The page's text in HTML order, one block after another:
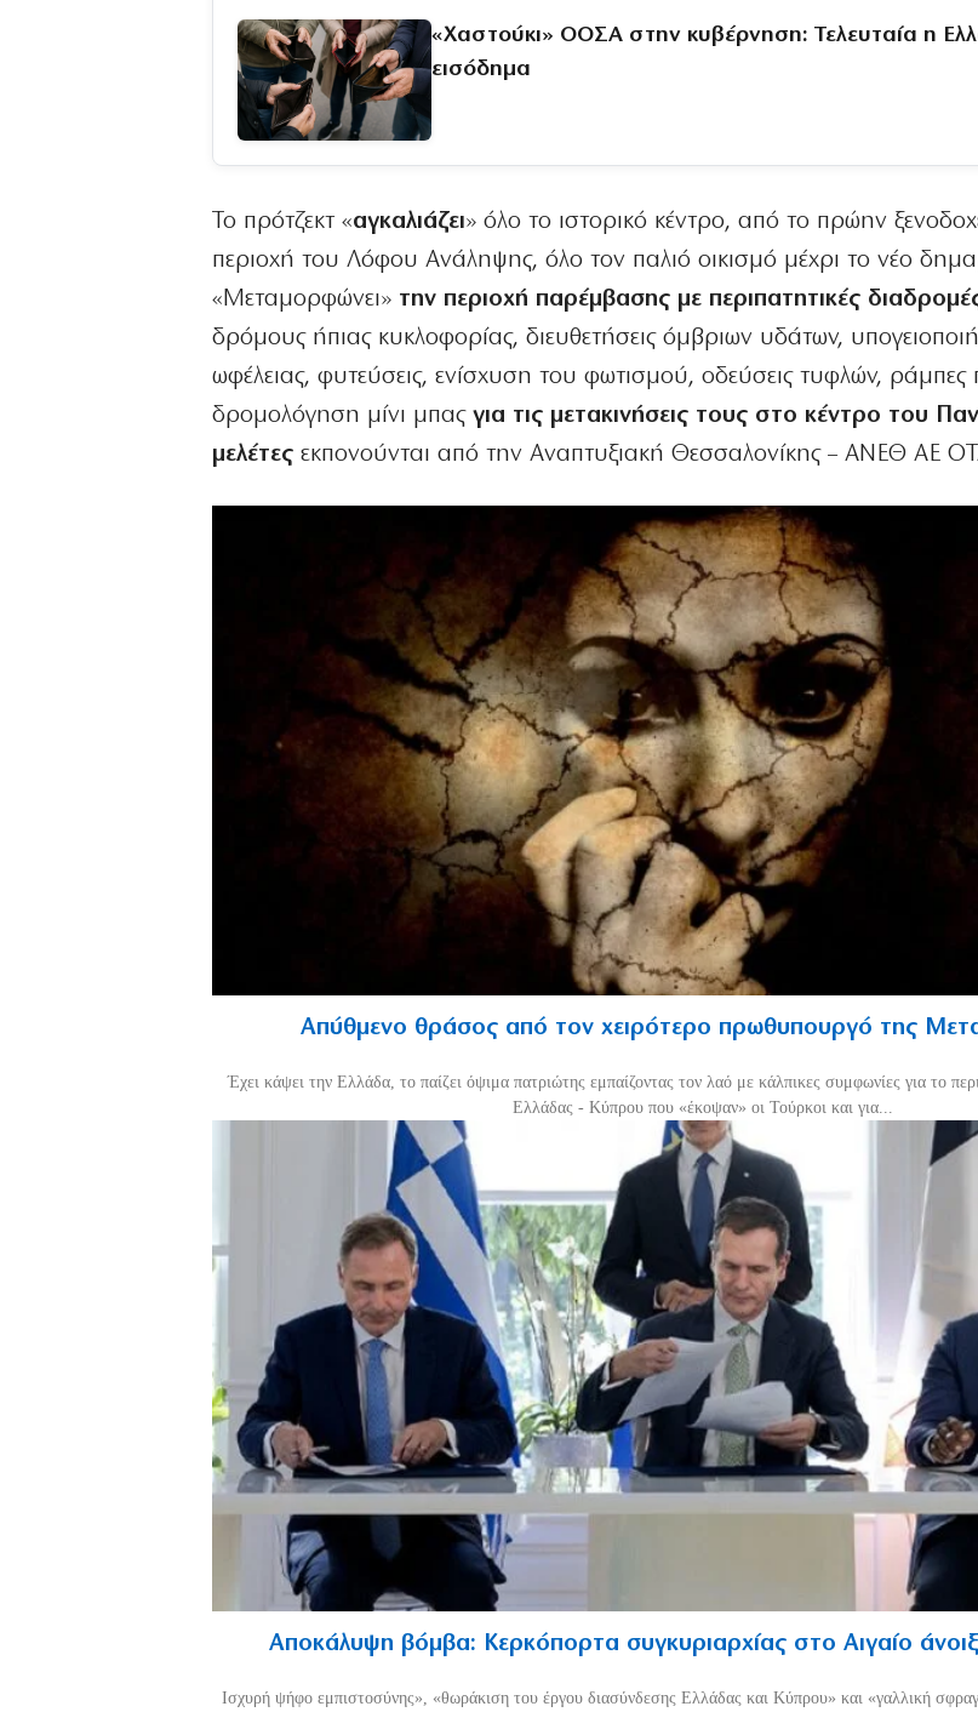
«Χαστούκι» ΟΟΣΑ στην κυβέρνηση: Τελευταία η
εισόδημα
Το πρότζεκτ «αγκαλιάζει» όλο το ιστορικό κέντρο, από το πρώην
περιοχή του Λόφου Ανάληψης, όλο τον παλιό οικισμό μέχρι το νέο
«Μεταμορφώνει» την περιοχή παρέμβασης με περιπατητικές
δρόμους ήπιας κυκλοφορίας, διευθετήσεις όμβριων υδάτων,
ωφέλειας, φυτεύσεις, ενίσχυση του φωτισμού, οδεύσεις τυφλών,
δρομολόγηση μίνι μπαςγια τις μετακινήσεις τους στο κέντρο του
μελέτες εκπονούνται από την Αναπτυξιακή Θεσσαλονίκης – ΑΝΕΘ ΑΕ
Απύθμενο θράσος από τον χειρότερο πρωθυπουργό της
Έχει κάψει την Ελλάδα, το παίζει όψιμα πατριώτης εμπαίζοντας τον λαό με κάλπικες συμφωνίες για το
Ελλάδας - Κύπρου που «έκοψαν» οι Τούρκοι και για...
Αποκάλυψη βόμβα: Κερκόπορτα συγκυριαρχίας στο Αιγαίο
Ισχυρή ψήφο εμπιστοσύνης», «θωράκιση του έργου διασύνδεσης Ελλάδας και Κύπρου» και «γαλλική